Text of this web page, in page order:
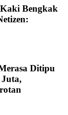
Bengkak
Ditipu